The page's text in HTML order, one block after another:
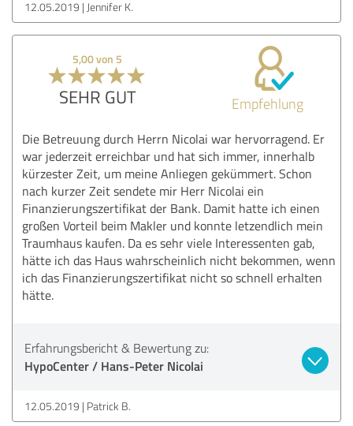
12.05.2019 Jennifer K.
5,00 von 5
SEHR GUT Empfehlung
Die Betreuung durch Herrn Nicolai war hervorragend. Er
war jederzeit erreichbar und hat sich immer, innerhalb
kürzester Zeit, um meine Anliegen gekümmert. Schon
nach kurzer Zeit sendete mir Herr Nicolai ein
Finanzierungszertifikat der Bank. Damit hatte ich einen
großen Vorteil beim Makler und konnte letzendlich mein
Traumhaus kaufen. Da es sehr viele Interessenten gab,
hätte ich das Haus wahrscheinlich nicht bekommen, wenn
ich das Finanzierungszertifikat nicht so schnell erhalten
hätte.
Erfahrungsbericht & Bewertung zu:
HypoCenter / Hans-Peter Nicolai
12.05.2019 Patrick B.